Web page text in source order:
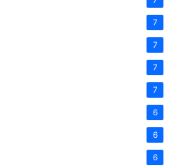
7
7
7
7
6
6
6